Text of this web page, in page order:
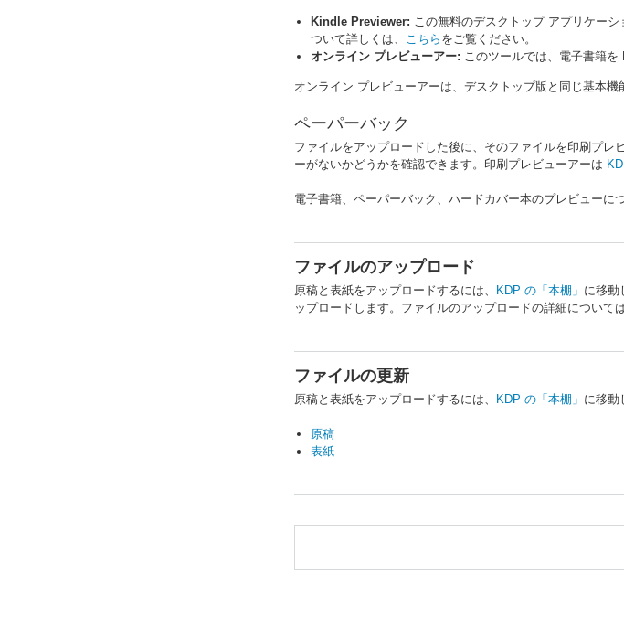
Kindle Previewer: この無料のデスクトップ アプリケー
ついて詳しくは、
こちら をご覧ください。
オンライン プレビューアー: このツールでは、電子書籍
オンライン プレビューアーは、デスクトップ版と同じ基本
ペーパーバック
ファイルをアップロードした後に、そのファイルを印刷プ
ーがないかどうかを確認できます。印刷プレビューアーは
電子書籍、ペーパーバック、ハードカバー本のプレビューに
ファイルのアップロード
原稿と表紙をアップロードするには、 KDP の「本棚」 に移動
ップロードします。ファイルのアップロードの詳細については
ファイルの更新
原稿と表紙をアップロードするには、 KDP の「本棚」 に移動
原稿
表紙